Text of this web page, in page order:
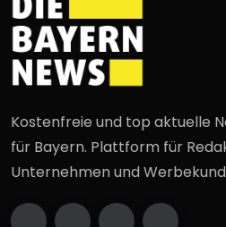
Kostenfreie und top aktuelle
für Bayern. Plattform für
Unternehmen und